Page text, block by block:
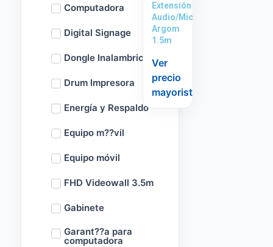
Computadora
Digital Signage
Dongle Inalambrico
Drum Impresora
Energía y Respaldo
Equipo m??vil
Equipo móvil
FHD Videowall 3.5m
Gabinete
Garant??a para
computadora
Extensión
Audio/Mic
Argom
1.5m
Ver
precio
mayorista